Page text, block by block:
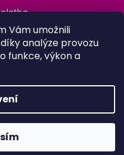
Vám umožnili
analýze provozu
funkce, výkon a
věk?
Shoptet
cookies